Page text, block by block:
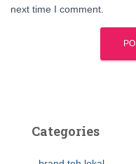
next time I comment.
Categories